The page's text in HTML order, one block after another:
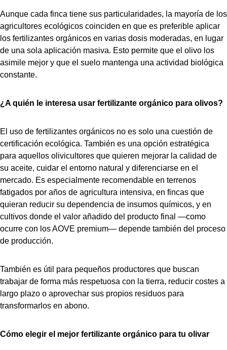
Aunque cada finca tiene sus particularidades, la mayoría de los
agricultores ecológicos coinciden en que es preferible aplicar
los fertilizantes orgánicos en varias dosis moderadas, en lugar
de una sola aplicación masiva. Esto permite que el olivo los
asimile mejor y que el suelo mantenga una actividad biológica
constante.
¿A quién le interesa usar fertilizante orgánico para olivos?
El uso de fertilizantes orgánicos no es solo una cuestión de
certificación ecológica. También es una opción estratégica
para aquellos olivicultores que quieren mejorar la calidad de
su aceite, cuidar el entorno natural y diferenciarse en el
mercado. Es especialmente recomendable en terrenos
fatigados por años de agricultura intensiva, en fincas que
quieran reducir su dependencia de insumos químicos, y en
cultivos donde el valor añadido del producto final —como
ocurre con los AOVE premium— depende también del proceso
de producción.
También es útil para pequeños productores que buscan
trabajar de forma más respetuosa con la tierra, reducir costes a
largo plazo o aprovechar sus propios residuos para
transformarlos en abono.
Cómo elegir el mejor fertilizante orgánico para tu olivar